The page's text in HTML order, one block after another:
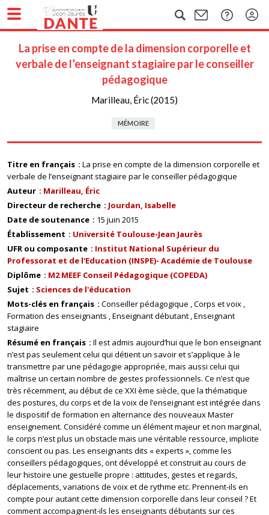
La prise en compte de la dimension corporelle et
verbale de l’enseignant stagiaire par le conseiller
pédagogique
Marilleau, Éric (2015)
MÉMOIRE
Titre en français
La prise en compte de la dimension corporelle et
verbale de l’enseignant stagiaire par le conseiller pédagogique
Auteur
Marilleau, Éric
Directeur de recherche
Jourdan, Isabelle
Date de soutenance
15 juin 2015
Établissement
Université Toulouse-Jean Jaurès
UFR ou composante
Institut National Supérieur du
Professorat et de l'Education (INSPE)- Académie de Toulouse
Diplôme
M2 MEEF Conseil Pédagogique (COPEDA)
Sujet
Sciences de l'éducation
Mots-clés en français
Conseiller pédagogique Corps et voix
Formation des enseignants Enseignant débutant Enseignant
stagiaire
Résumé en français
Il est admis aujourd’hui que le bon enseignant
n’est pas seulement celui qui détient un savoir et s’applique à le
transmettre par une pédagogie appropriée, mais aussi celui qui
maîtrise un certain nombre de gestes professionnels. Ce n’est que
très récemment, au début de ce XXI ème siècle, que la thématique
des postures, du corps et de la voix de l’enseignant est intégrée dans
le dispositif de formation en alternance des nouveaux Master
enseignement. Considéré comme un élément majeur et non marginal,
le corps n’est plus un obstacle mais une véritable ressource, implicite
conscient ou pas. Les enseignants dits « experts », comme les
conseillers pédagogiques, ont développé et construit au cours de
leur histoire une gestuelle propre : attitudes, gestes et regards,
déplacements, variations de voix et de rythme etc. Prennent-ils en
compte pour autant cette dimension corporelle dans leur conseil ? Et
comment accompagnent-ils les enseignants débutants sur ces